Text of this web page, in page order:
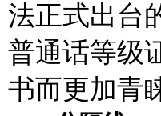
法正式出台
普通话等级
书而更加青